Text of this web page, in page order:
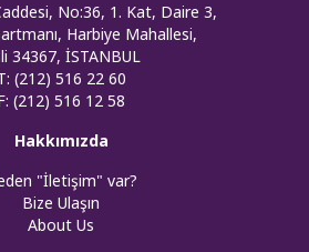
No:36, 1. Kat, Daire 3,
Harbiye Mahallesi,
34367, İSTANBUL
(212) 516 22 60
(212) 516 12 58
Hakkımızda
"İletişim" var?
Bize Ulaşın
About Us